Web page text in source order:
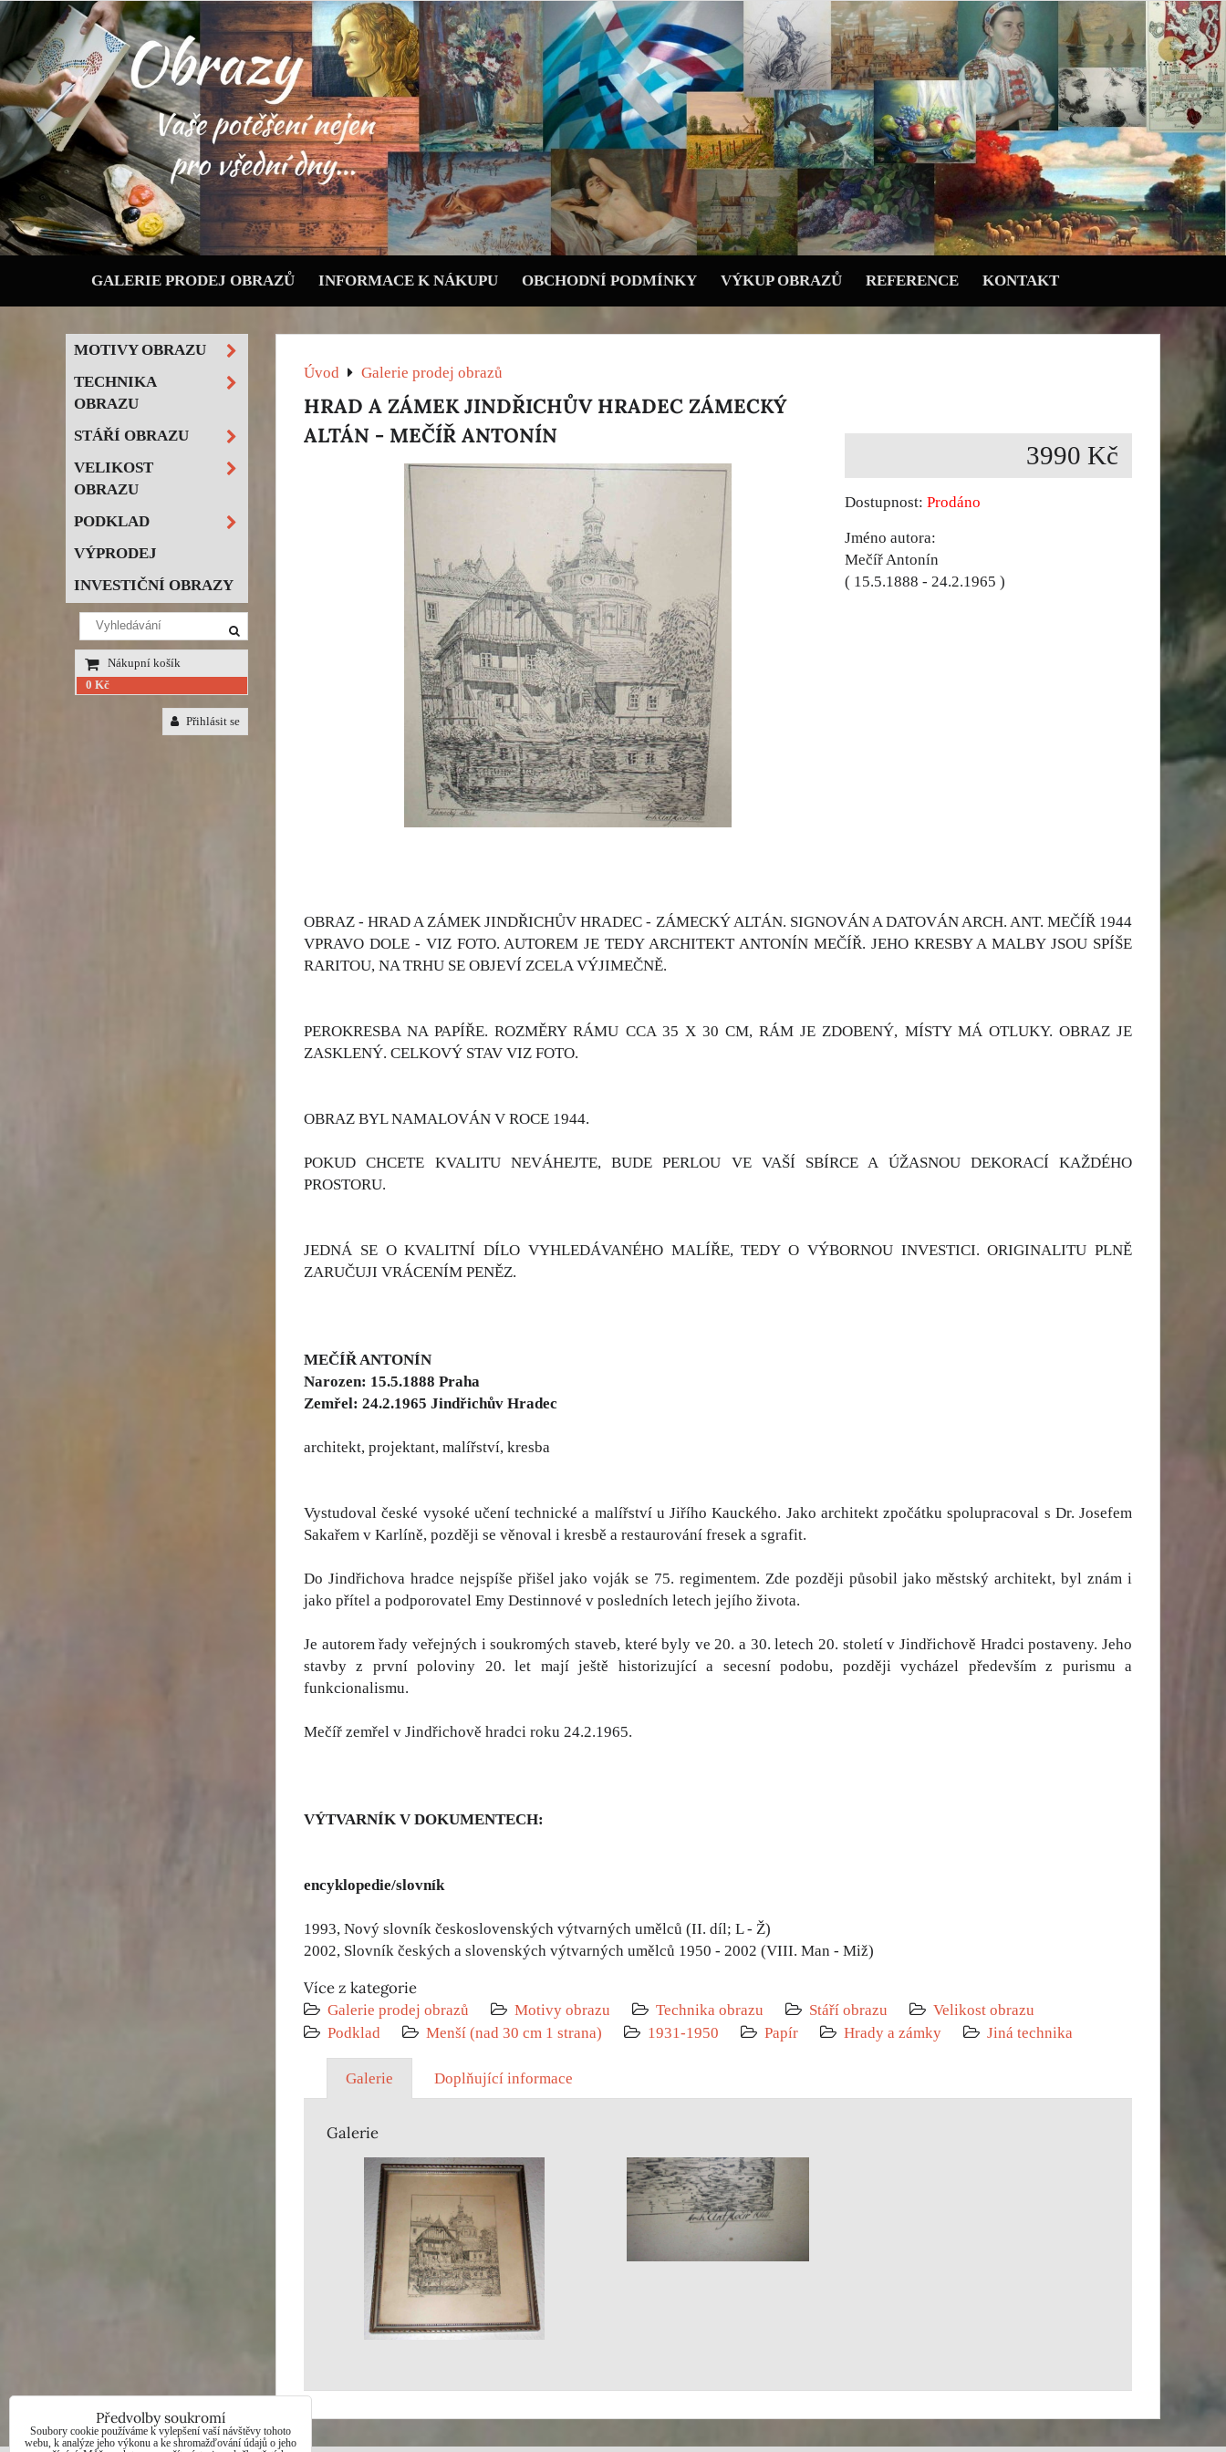
GALERIE PRODEJ OBRAZŮ INFORMACE K NÁKUPU OBCHODNÍ PODMÍNKY VÝKUP OBRAZŮ REFERENCE KONTAKT
Úvod Galerie prodej obrazů
HRAD A ZÁMEK JINDŘICHŮV HRADEC ZÁMECKÝ
ALTÁN - MEČÍŘ ANTONÍN
3990 Kč
Dostupnost: Prodáno
Jméno autora:
Mečíř Antonín
( 15.5.1888 - 24.2.1965 )
OBRAZ - HRAD A ZÁMEK JINDŘICHŮV HRADEC - ZÁMECKÝ ALTÁN. SIGNOVÁN A DATOVÁN ARCH. ANT. MEČÍŘ 1944
VPRAVO DOLE - VIZ FOTO. AUTOREM JE TEDY ARCHITEKT ANTONÍN MEČÍŘ. JEHO KRESBY A MALBY JSOU SPÍŠE
RARITOU, NA TRHU SE OBJEVÍ ZCELA VÝJIMEČNĚ.
PEROKRESBA NA PAPÍŘE. ROZMĚRY RÁMU CCA 35 X 30 CM, RÁM JE ZDOBENÝ, MÍSTY MÁ OTLUKY. OBRAZ JE
ZASKLENÝ. CELKOVÝ STAV VIZ FOTO.
OBRAZ BYL NAMALOVÁN V ROCE 1944.
POKUD CHCETE KVALITU NEVÁHEJTE, BUDE PERLOU VE VAŠÍ SBÍRCE A ÚŽASNOU DEKORACÍ KAŽDÉHO
PROSTORU.
JEDNÁ SE O KVALITNÍ DÍLO VYHLEDÁVANÉHO MALÍŘE, TEDY O VÝBORNOU INVESTICI. ORIGINALITU PLNĚ
ZARUČUJI VRÁCENÍM PENĚZ.
MEČÍŘ ANTONÍN
Narozen: 15.5.1888 Praha
Zemřel: 24.2.1965 Jindřichův Hradec
architekt, projektant, malířství, kresba
Vystudoval české vysoké učení technické a malířství u Jiřího Kauckého. Jako architekt zpočátku spolupracoval s Dr. Josefem
Sakařem v Karlíně, později se věnoval i kresbě a restaurování fresek a sgrafit.
Do Jindřichova hradce nejspíše přišel jako voják se 75. regimentem. Zde později působil jako městský architekt, byl znám i
jako přítel a podporovatel Emy Destinnové v posledních letech jejího života.
Je autorem řady veřejných i soukromých staveb, které byly ve 20. a 30. letech 20. století v Jindřichově Hradci postaveny. Jeho
stavby z první poloviny 20. let mají ještě historizující a secesní podobu, později vycházel především z purismu a
funkcionalismu.
Mečíř zemřel v Jindřichově hradci roku 24.2.1965.
VÝTVARNÍK V DOKUMENTECH:
encyklopedie/slovník
1993, Nový slovník československých výtvarných umělců (II. díl; L - Ž)
2002, Slovník českých a slovenských výtvarných umělců 1950 - 2002 (VIII. Man - Miž)
Více z kategorie
Galerie prodej obrazů Motivy obrazu Technika obrazu Stáří obrazu
Velikost obrazu
Podklad
Menší (nad 30 cm 1 strana) 1931-1950 Papír Hrady a zámky Jiná technika
Galerie Doplňující informace
Galerie
MOTIVY OBRAZU
TECHNIKA
OBRAZU
STÁŘÍ OBRAZU
VELIKOST
OBRAZU
PODKLAD
VÝPRODEJ
INVESTIČNÍ OBRAZY
Nákupní košík
0 Kč
Přihlásit se
Předvolby soukromí
Soubory cookie používáme k vylepšení vaší návštěvy tohoto
webu, k analýze jeho výkonu a ke shromažďování údajů o jeho